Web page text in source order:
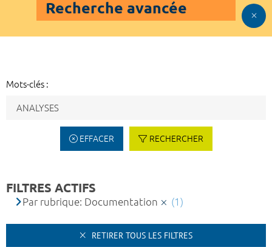
Recherche avancée
Mots-clés :
EFFACER RECHERCHER
FILTRES ACTIFS
Par rubrique: Documentation (1)
RETIRER TOUS LES FILTRES